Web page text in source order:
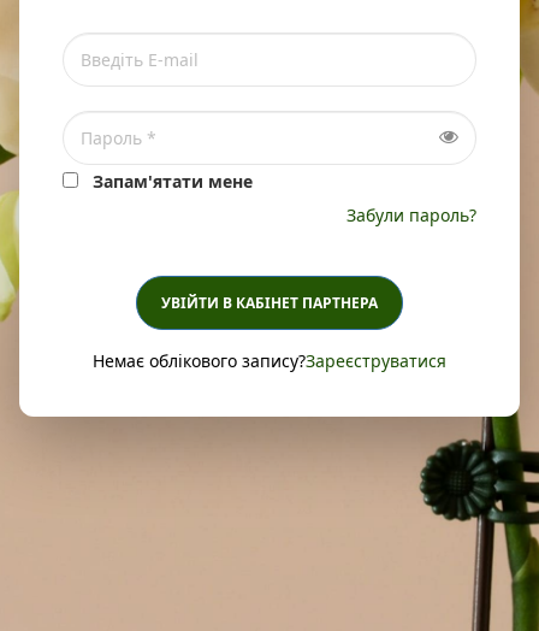
Запам'ятати мене
Забули пароль?
УВІЙТИ В КАБІНЕТ ПАРТНЕРА
Немає облікового запису?Зареєструватися